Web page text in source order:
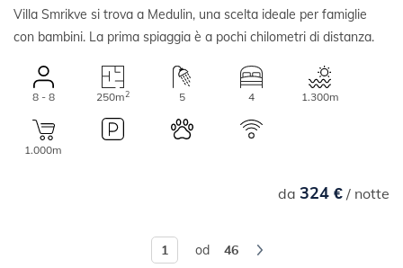
Villa Smrikve si trova a Medulin, una scelta ideale per famiglie
con bambini. La prima spiaggia è a pochi chilometri di distanza.
8 - 8 250m2 5 4 1.300m
1.000m
da 324 €/ notte
od 46